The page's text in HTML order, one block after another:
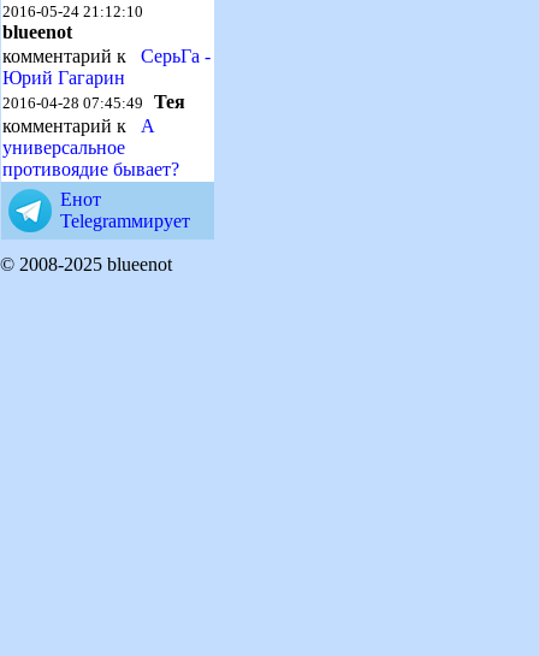
2016-05-24 21:12:10
blueenot
комментарий к СерьГа -
Юрий Гагарин
2016-04-28 07:45:49 Тея
комментарий к А
универсальное
противоядие бывает?
Енот
Telegramмирует
© 2008-2025 blueenot